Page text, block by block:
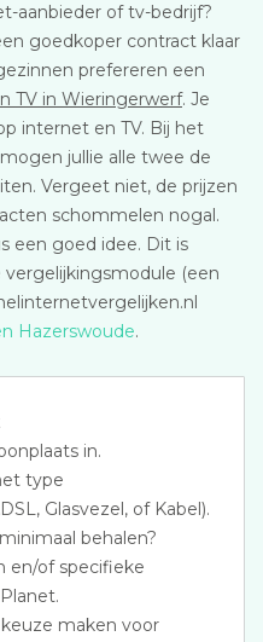
aanbieder of tv-bedrijf?
goedkoper contract klaar
prefereren een
TV in Wieringerwerf. Je
internet en TV. Bij het
jullie alle twee de
Vergeet niet, de prijzen
schommelen nogal.
een goed idee. Dit is
(een
Hazerswoude.
in.
type
Glasvezel, of Kabel).
behalen?
en/of specifieke
maken voor